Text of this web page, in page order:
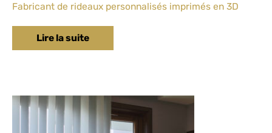
Fabricant de rideaux personnalisés imprimés en 3D
Lire la suite